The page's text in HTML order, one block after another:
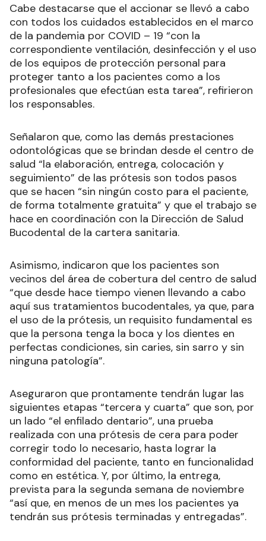
Cabe destacarse que el accionar se llevó a cabo
con todos los cuidados establecidos en el marco
de la pandemia por COVID – 19 “con la
correspondiente ventilación, desinfección y el uso
de los equipos de protección personal para
proteger tanto a los pacientes como a los
profesionales que efectúan esta tarea”, refirieron
los responsables.
Señalaron que, como las demás prestaciones
odontológicas que se brindan desde el centro de
salud “la elaboración, entrega, colocación y
seguimiento” de las prótesis son todos pasos
que se hacen “sin ningún costo para el paciente,
de forma totalmente gratuita” y que el trabajo se
hace en coordinación con la Dirección de Salud
Bucodental de la cartera sanitaria.
Asimismo, indicaron que los pacientes son
vecinos del área de cobertura del centro de salud
“que desde hace tiempo vienen llevando a cabo
aquí sus tratamientos bucodentales, ya que, para
el uso de la prótesis, un requisito fundamental es
que la persona tenga la boca y los dientes en
perfectas condiciones, sin caries, sin sarro y sin
ninguna patología”.
Aseguraron que prontamente tendrán lugar las
siguientes etapas “tercera y cuarta” que son, por
un lado “el enfilado dentario”, una prueba
realizada con una prótesis de cera para poder
corregir todo lo necesario, hasta lograr la
conformidad del paciente, tanto en funcionalidad
como en estética. Y, por último, la entrega,
prevista para la segunda semana de noviembre
“así que, en menos de un mes los pacientes ya
tendrán sus prótesis terminadas y entregadas”.